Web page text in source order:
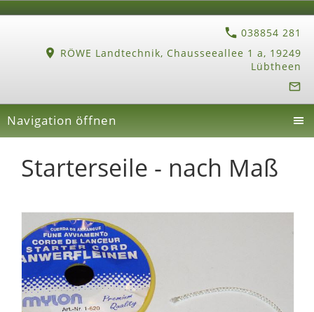
038854 281
RÖWE Landtechnik, Chausseeallee 1 a, 19249
Lübtheen
Navigation öffnen
Starterseile - nach Maß